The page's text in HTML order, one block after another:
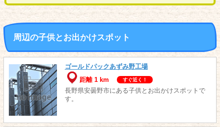
周辺の子供とお出かけスポット
ゴールドパックあずみ野工場
距離 1 km
すぐ近く！
長野県安曇野市にある子供とお出かけスポットで
す。